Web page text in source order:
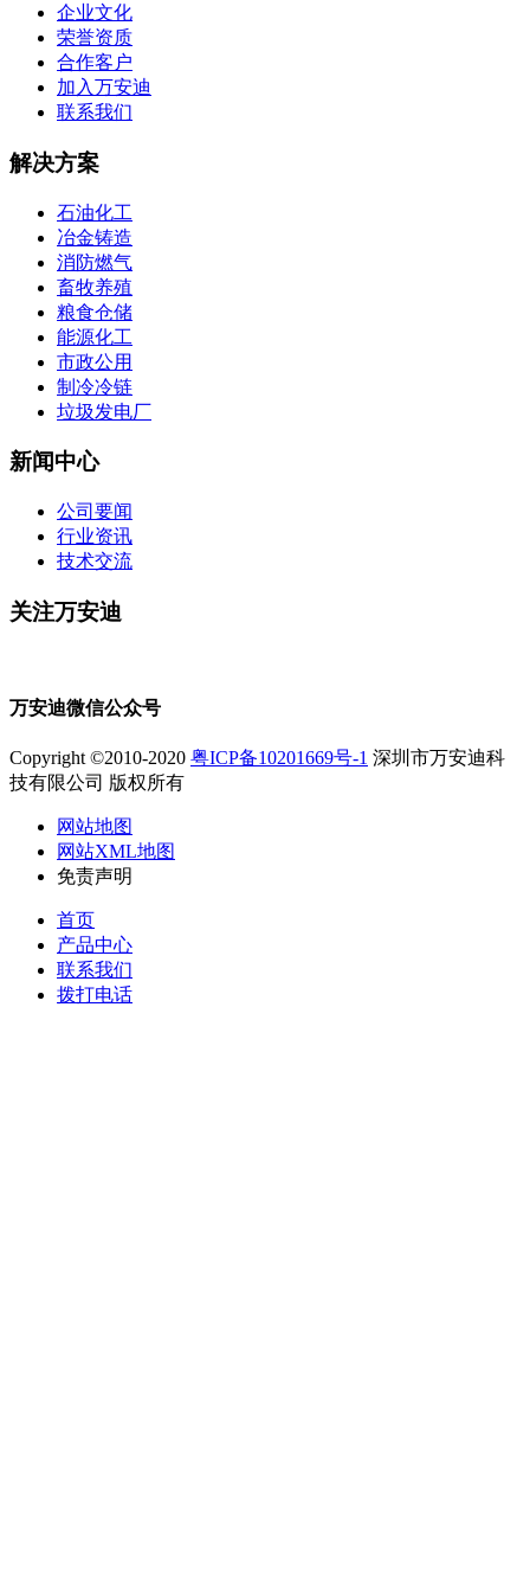
企业文化
荣誉资质
合作客户
加入万安迪
联系我们
解决方案
石油化工
冶金铸造
消防燃气
畜牧养殖
粮食仓储
能源化工
市政公用
制冷冷链
垃圾发电厂
新闻中心
公司要闻
行业资讯
技术交流
关注万安迪
万安迪微信公众号
Copyright ©2010-2020 粤ICP备10201669号-1 深圳市万安迪科
技有限公司 版权所有
网站地图
网站XML地图
免责声明
首页
产品中心
联系我们
拨打电话